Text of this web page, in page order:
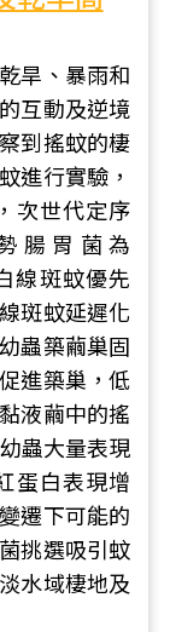
旱、暴雨和
互動及逆境
到搖蚊的棲
進行實驗，
次世代定序
腸胃菌為
線斑蚊優先
斑蚊延遲化
蟲築繭巢固
進築巢，低
液繭中的搖
蟲大量表現
蛋白表現增
遷下可能的
挑選吸引蚊
水域棲地及